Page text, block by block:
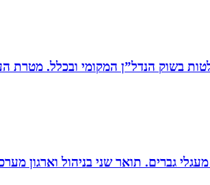
בשוק הנדל”ן המקומי ובכלל. מטרת
גברים. תואר שני בניהול וארגון